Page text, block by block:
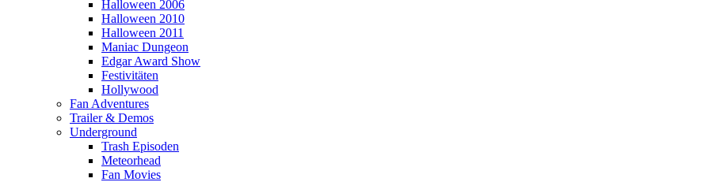
Halloween 2006
Halloween 2010
Halloween 2011
Maniac Dungeon
Edgar Award Show
Festivitäten
Hollywood
Fan Adventures
Trailer & Demos
Underground
Trash Episoden
Meteorhead
Fan Movies